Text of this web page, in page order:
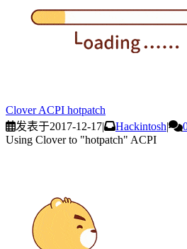
Clover ACPI hotpatch
发表于2017-12-17| Hackintosh|
Using Clover to "hotpatch" ACPI